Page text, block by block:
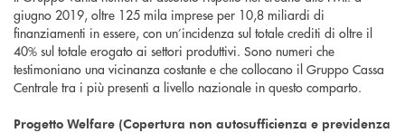
giugno 2019, oltre 125 mila imprese per 10,8 miliardi di
finanziamenti in essere, con un’incidenza sul totale crediti di oltre il
40% sul totale erogato ai settori produttivi. Sono numeri che
testimoniano una vicinanza costante e che collocano il Gruppo Cassa
Centrale tra i più presenti a livello nazionale in questo comparto.
Progetto Welfare (Copertura non autosufficienza e previdenza